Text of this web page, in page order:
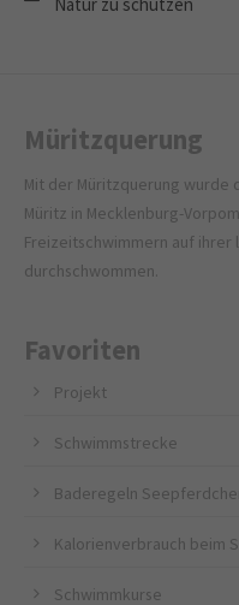
Müritzquerung
Mit der Müritzquerung
Müritz in Mecklenburg-
Freizeitschwimmern auf
durchschwommen.
Favoriten
Projekt
Schwimmstrecke
Baderegeln
Kalorienverbrauch beim
Schwimmkurse